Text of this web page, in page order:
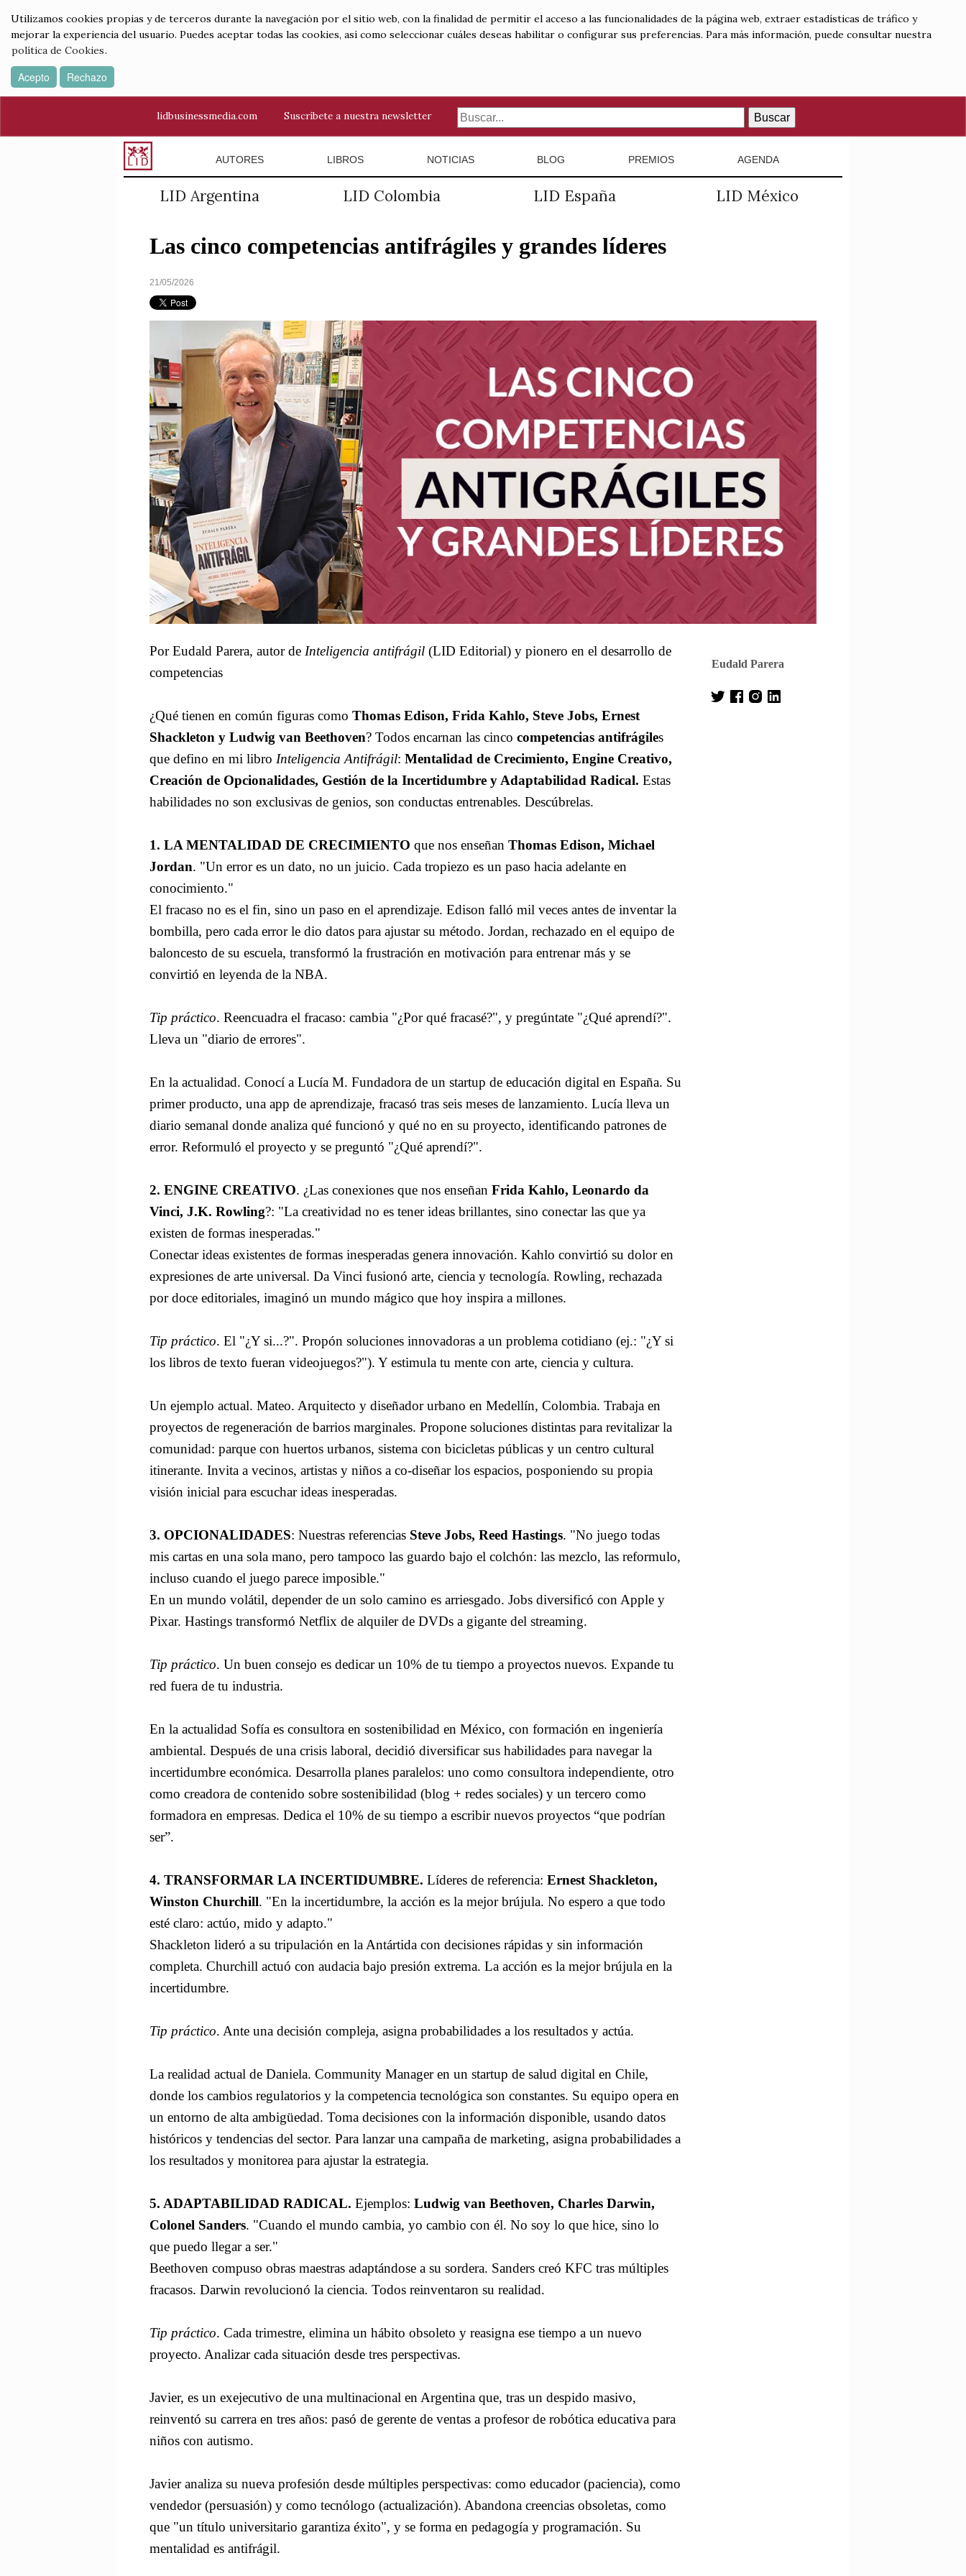
Utilizamos cookies propias y de terceros durante la navegación por el sitio web, con la finalidad de permitir el acceso a las funcionalidades de la página web, extraer estadísticas de tráfico y
mejorar la experiencia del usuario. Puedes aceptar todas las cookies, así como seleccionar cuáles deseas habilitar o configurar sus preferencias. Para más información, puede consultar nuestra
política de Cookies.
Acepto Rechazo
lidbusinessmedia.com Suscríbete a nuestra newsletter Buscar
AUTORES LIBROS NOTICIAS BLOG PREMIOS AGENDA
LID Argentina LID Colombia LID España LID México
Las cinco competencias antifrágiles y grandes líderes
21/05/2026
Por Eudald Parera, autor de Inteligencia antifrágil (LID Editorial) y pionero en el desarrollo de
competencias
¿Qué tienen en común figuras como Thomas Edison, Frida Kahlo, Steve Jobs, Ernest
Shackleton y Ludwig van Beethoven? Todos encarnan las cinco competencias antifrágiles
que defino en mi libro Inteligencia Antifrágil: Mentalidad de Crecimiento, Engine Creativo,
Creación de Opcionalidades, Gestión de la Incertidumbre y Adaptabilidad Radical. Estas
habilidades no son exclusivas de genios, son conductas entrenables. Descúbrelas.
1. LA MENTALIDAD DE CRECIMIENTO que nos enseñan Thomas Edison, Michael
Jordan. "Un error es un dato, no un juicio. Cada tropiezo es un paso hacia adelante en
conocimiento."
El fracaso no es el fin, sino un paso en el aprendizaje. Edison falló mil veces antes de inventar la
bombilla, pero cada error le dio datos para ajustar su método. Jordan, rechazado en el equipo de
baloncesto de su escuela, transformó la frustración en motivación para entrenar más y se
convirtió en leyenda de la NBA.
Tip práctico. Reencuadra el fracaso: cambia "¿Por qué fracasé?", y pregúntate "¿Qué aprendí?".
Lleva un "diario de errores".
En la actualidad. Conocí a Lucía M. Fundadora de un startup de educación digital en España. Su
primer producto, una app de aprendizaje, fracasó tras seis meses de lanzamiento. Lucía lleva un
diario semanal donde analiza qué funcionó y qué no en su proyecto, identificando patrones de
error. Reformuló el proyecto y se preguntó "¿Qué aprendí?".
2. ENGINE CREATIVO. ¿Las conexiones que nos enseñan Frida Kahlo, Leonardo da
Vinci, J.K. Rowling?: "La creatividad no es tener ideas brillantes, sino conectar las que ya
existen de formas inesperadas."
Conectar ideas existentes de formas inesperadas genera innovación. Kahlo convirtió su dolor en
expresiones de arte universal. Da Vinci fusionó arte, ciencia y tecnología. Rowling, rechazada
por doce editoriales, imaginó un mundo mágico que hoy inspira a millones.
Tip práctico. El "¿Y si...?". Propón soluciones innovadoras a un problema cotidiano (ej.: "¿Y si
los libros de texto fueran videojuegos?"). Y estimula tu mente con arte, ciencia y cultura.
Un ejemplo actual. Mateo. Arquitecto y diseñador urbano en Medellín, Colombia. Trabaja en
proyectos de regeneración de barrios marginales. Propone soluciones distintas para revitalizar la
comunidad: parque con huertos urbanos, sistema con bicicletas públicas y un centro cultural
itinerante. Invita a vecinos, artistas y niños a co-diseñar los espacios, posponiendo su propia
visión inicial para escuchar ideas inesperadas.
3. OPCIONALIDADES: Nuestras referencias Steve Jobs, Reed Hastings. "No juego todas
mis cartas en una sola mano, pero tampoco las guardo bajo el colchón: las mezclo, las reformulo,
incluso cuando el juego parece imposible."
En un mundo volátil, depender de un solo camino es arriesgado. Jobs diversificó con Apple y
Pixar. Hastings transformó Netflix de alquiler de DVDs a gigante del streaming.
Tip práctico. Un buen consejo es dedicar un 10% de tu tiempo a proyectos nuevos. Expande tu
red fuera de tu industria.
En la actualidad Sofía es consultora en sostenibilidad en México, con formación en ingeniería
ambiental. Después de una crisis laboral, decidió diversificar sus habilidades para navegar la
incertidumbre económica. Desarrolla planes paralelos: uno como consultora independiente, otro
como creadora de contenido sobre sostenibilidad (blog + redes sociales) y un tercero como
formadora en empresas. Dedica el 10% de su tiempo a escribir nuevos proyectos “que podrían
ser”.
4. TRANSFORMAR LA INCERTIDUMBRE. Líderes de referencia: Ernest Shackleton,
Winston Churchill. "En la incertidumbre, la acción es la mejor brújula. No espero a que todo
esté claro: actúo, mido y adapto."
Shackleton lideró a su tripulación en la Antártida con decisiones rápidas y sin información
completa. Churchill actuó con audacia bajo presión extrema. La acción es la mejor brújula en la
incertidumbre.
Tip práctico. Ante una decisión compleja, asigna probabilidades a los resultados y actúa.
La realidad actual de Daniela. Community Manager en un startup de salud digital en Chile,
donde los cambios regulatorios y la competencia tecnológica son constantes. Su equipo opera en
un entorno de alta ambigüedad. Toma decisiones con la información disponible, usando datos
históricos y tendencias del sector. Para lanzar una campaña de marketing, asigna probabilidades a
los resultados y monitorea para ajustar la estrategia.
5. ADAPTABILIDAD RADICAL. Ejemplos: Ludwig van Beethoven, Charles Darwin,
Colonel Sanders. "Cuando el mundo cambia, yo cambio con él. No soy lo que hice, sino lo
que puedo llegar a ser."
Beethoven compuso obras maestras adaptándose a su sordera. Sanders creó KFC tras múltiples
fracasos. Darwin revolucionó la ciencia. Todos reinventaron su realidad.
Tip práctico. Cada trimestre, elimina un hábito obsoleto y reasigna ese tiempo a un nuevo
proyecto. Analizar cada situación desde tres perspectivas.
Javier, es un exejecutivo de una multinacional en Argentina que, tras un despido masivo,
reinventó su carrera en tres años: pasó de gerente de ventas a profesor de robótica educativa para
niños con autismo.
Javier analiza su nueva profesión desde múltiples perspectivas: como educador (paciencia), como
vendedor (persuasión) y como tecnólogo (actualización). Abandona creencias obsoletas, como
que "un título universitario garantiza éxito", y se forma en pedagogía y programación. Su
mentalidad es antifrágil.
Eudald Parera